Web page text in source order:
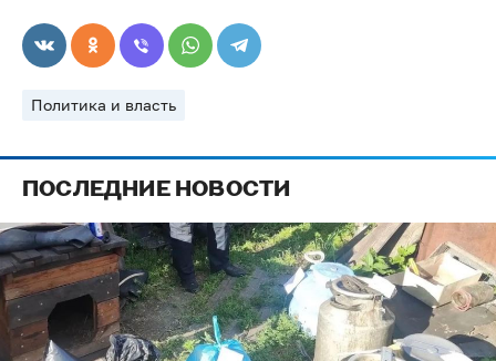
Политика и власть
ПОСЛЕДНИЕ НОВОСТИ